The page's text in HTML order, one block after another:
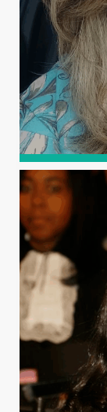
Graduada em
Estado do
Química pela
doutorado